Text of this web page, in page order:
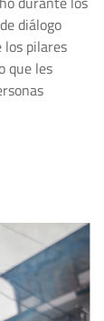
diálogo
los pilares
que les